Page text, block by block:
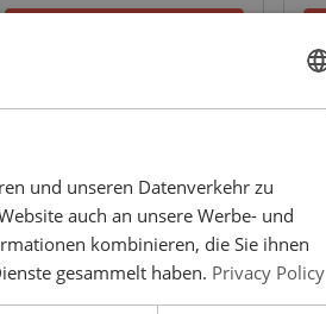
und unseren Datenverkehr zu
auch an unsere Werbe- und
kombinieren, die Sie ihnen
gesammelt haben. Privacy Policy